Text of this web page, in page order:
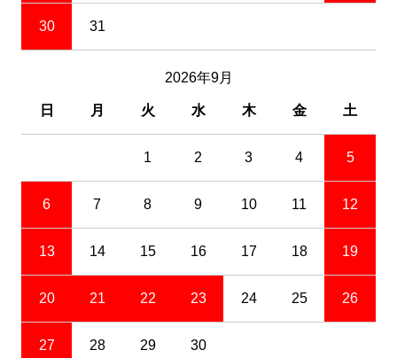
30 31
2026年9月
日 月 火 水 木 金 土
1 2 3 4 5
6 7 8 9 10 11 12
13 14 15 16 17 18 19
20 21 22 23 24 25 26
27 28 29 30